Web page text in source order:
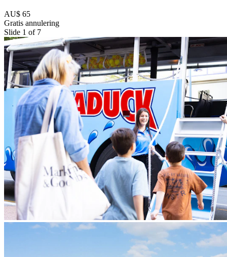
AU$ 65
Gratis annulering
Slide 1 of 7